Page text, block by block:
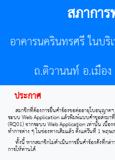
สภากา
อาคารนครินทรศรี ในบ
ถ.ติวานนท์ อ.เมือ
โทรศัพท์ 02-596-7500 โท
All right reserved
ประกาศ
สมาชิกที่ต้องการยื่นคำร้องขอต่ออายุใบอนุญาต
ระบบ Web Application แล้วพิมพ์แบบคำขอส่งมา
(RQ01) จากระบบ Web Application เท่านั้น เนื่อ
ทำการต่าง ๆ ในช่องทางเดิมแล้ว ตั้งแต่วันที่ 1 พฤษ
ทั้งนี้ หากสมาชิกไม่ดำเนินการยื่นคำร้องดังที่กล่
การให้ท่านได้